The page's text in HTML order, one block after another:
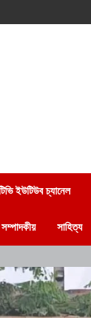
ইউটিউব চ্যানেল
সম্পাদকীয় সাহিত্য